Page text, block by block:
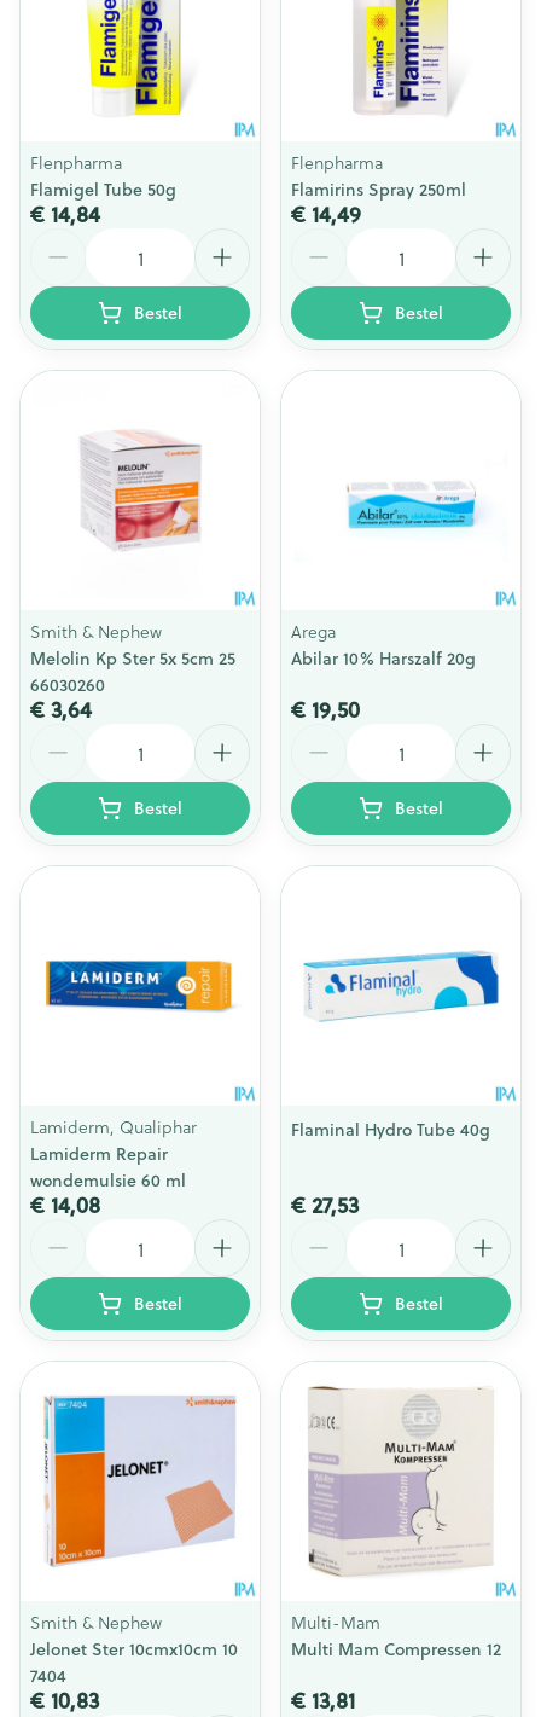
Flenpharma
Flamigel Tube 50g
€ 14,84
Bestel
Flenpharma
Flamirins Spray 250ml
€ 14,49
Bestel
Smith & Nephew
Melolin Kp Ster 5x 5cm 25
66030260
€ 3,64
Bestel
Arega
Abilar 10% Harszalf 20g
€ 19,50
Bestel
Lamiderm, Qualiphar
Lamiderm Repair
wondemulsie 60 ml
€ 14,08
Bestel
Flaminal Hydro Tube 40g
€ 27,53
Bestel
Smith & Nephew
Jelonet Ster 10cmx10cm 10
7404
€ 10,83
Multi-Mam
Multi Mam Compressen 12
€ 13,81